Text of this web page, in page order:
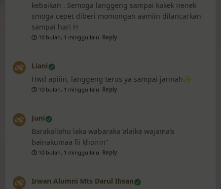
kebaikan . Semoga langgeng sampai kakek nenek
smoga cepet diberi momongan aamiin dilancarkan
sampai hari H
10 bulan, 1 minggu lalu Reply
Liani
Hwd apiiin, langgeng terus ya sampai jannah✨️
10 bulan, 1 minggu lalu Reply
Juni
Barakallahu laka wabaraka ‘alaika wajama’a
bainakumaa fii khoirin”
10 bulan, 1 minggu lalu Reply
Irwan Alumni Mts Darul Ihsan